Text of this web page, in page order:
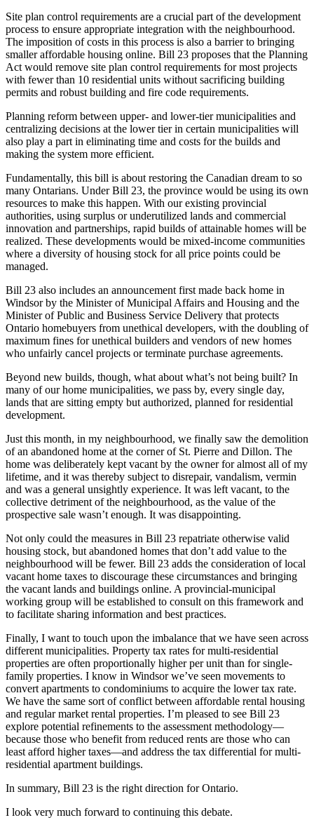
Site plan control requirements are a crucial part of the development
process to ensure appropriate integration with the neighbourhood.
The imposition of costs in this process is also a barrier to bringing
smaller affordable housing online. Bill 23 proposes that the Planning
Act would remove site plan control requirements for most projects
with fewer than 10 residential units without sacrificing building
permits and robust building and fire code requirements.
Planning reform between upper- and lower-tier municipalities and
centralizing decisions at the lower tier in certain municipalities will
also play a part in eliminating time and costs for the builds and
making the system more efficient.
Fundamentally, this bill is about restoring the Canadian dream to so
many Ontarians. Under Bill 23, the province would be using its own
resources to make this happen. With our existing provincial
authorities, using surplus or underutilized lands and commercial
innovation and partnerships, rapid builds of attainable homes will be
realized. These developments would be mixed-income communities
where a diversity of housing stock for all price points could be
managed.
Bill 23 also includes an announcement first made back home in
Windsor by the Minister of Municipal Affairs and Housing and the
Minister of Public and Business Service Delivery that protects
Ontario homebuyers from unethical developers, with the doubling of
maximum fines for unethical builders and vendors of new homes
who unfairly cancel projects or terminate purchase agreements.
Beyond new builds, though, what about what’s not being built? In
many of our home municipalities, we pass by, every single day,
lands that are sitting empty but authorized, planned for residential
development.
Just this month, in my neighbourhood, we finally saw the demolition
of an abandoned home at the corner of St. Pierre and Dillon. The
home was deliberately kept vacant by the owner for almost all of my
lifetime, and it was thereby subject to disrepair, vandalism, vermin
and was a general unsightly experience. It was left vacant, to the
collective detriment of the neighbourhood, as the value of the
prospective sale wasn’t enough. It was disappointing.
Not only could the measures in Bill 23 repatriate otherwise valid
housing stock, but abandoned homes that don’t add value to the
neighbourhood will be fewer. Bill 23 adds the consideration of local
vacant home taxes to discourage these circumstances and bringing
the vacant lands and buildings online. A provincial-municipal
working group will be established to consult on this framework and
to facilitate sharing information and best practices.
Finally, I want to touch upon the imbalance that we have seen across
different municipalities. Property tax rates for multi-residential
properties are often proportionally higher per unit than for single-
family properties. I know in Windsor we’ve seen movements to
convert apartments to condominiums to acquire the lower tax rate.
We have the same sort of conflict between affordable rental housing
and regular market rental properties. I’m pleased to see Bill 23
explore potential refinements to the assessment methodology—
because those who benefit from reduced rents are those who can
least afford higher taxes—and address the tax differential for multi-
residential apartment buildings.
In summary, Bill 23 is the right direction for Ontario.
I look very much forward to continuing this debate.